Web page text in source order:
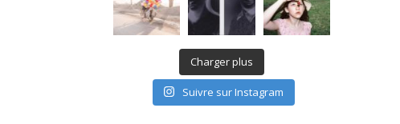
Charger plus
Suivre sur Instagram